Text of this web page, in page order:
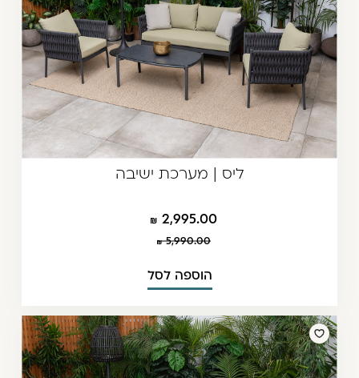
ליס | מערכת ישיבה
2,995.00
5,990.00
הוספה לסל